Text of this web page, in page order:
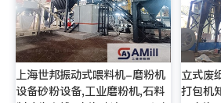
上海世邦振动式喂料机-磨粉机
设备砂粉设备,工业磨粉机,石料
立式废
打包机